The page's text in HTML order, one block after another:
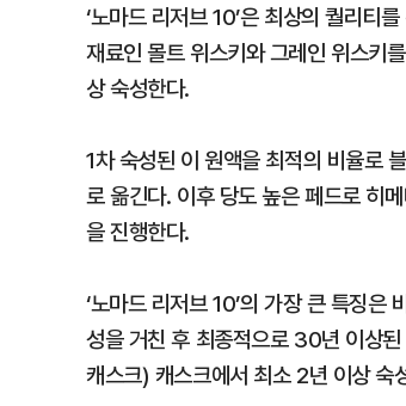
‘노마드 리저브 10’은 최상의 퀄리티
재료인 몰트 위스키와 그레인 위스
상 숙성한다.
1차 숙성된 이 원액을 최적의 비율로
로 옮긴다. 이후 당도 높은 페드로
을 진행한다.
‘노마드 리저브 10’의 가장 큰 특징
성을 거친 후 최종적으로 30년 이
캐스크) 캐스크에서 최소 2년 이상 숙